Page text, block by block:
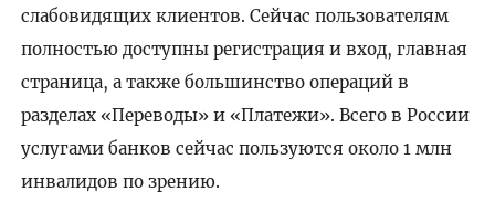
слабовидящих клиентов. Сейчас пользователям
полностью доступны регистрация и вход, главная
страница, а также большинство операций в
разделах «Переводы» и «Платежи». Всего в России
услугами банков сейчас пользуются около 1 млн
инвалидов по зрению.